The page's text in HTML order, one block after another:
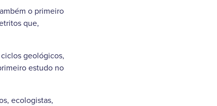
o primeiro
que,
geológicos,
estudo no
ecologistas,